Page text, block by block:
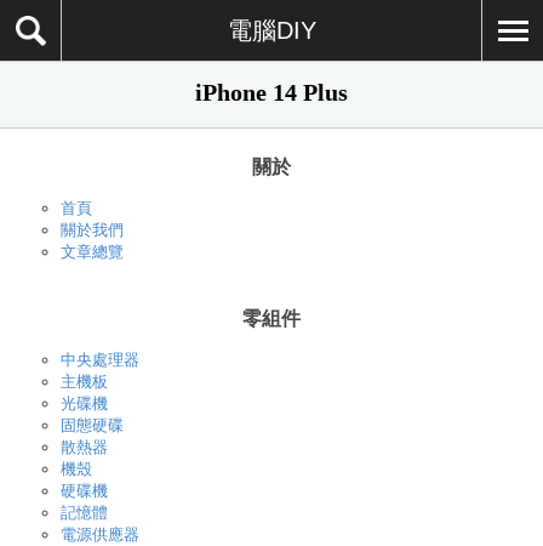
電腦DIY
iPhone 14 Plus
關於
首頁
關於我們
文章總覽
零組件
中央處理器
主機板
光碟機
固態硬碟
散熱器
機殼
硬碟機
記憶體
電源供應器